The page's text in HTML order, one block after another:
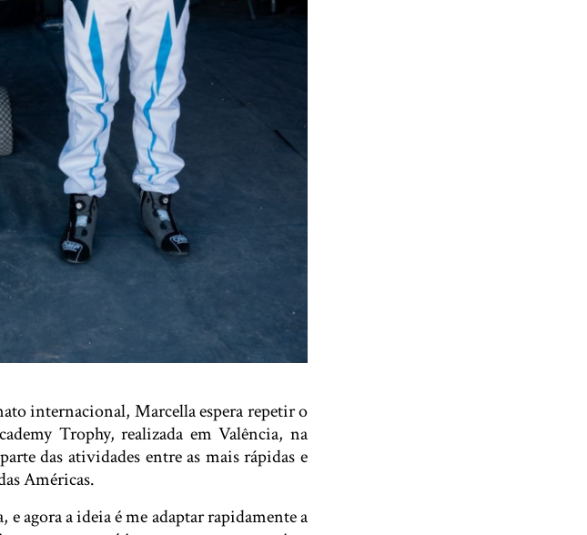
internacional, Marcella espera repetir o
Trophy, realizada em Valência, na
das atividades entre as mais rápidas e
Américas.
agora a ideia é me adaptar rapidamente a